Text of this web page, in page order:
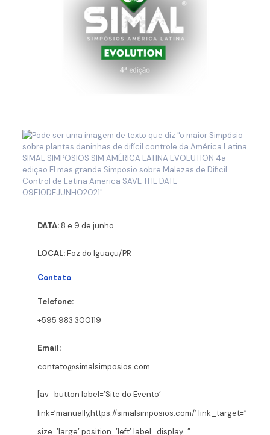
DATA:8 e 9 de junho
LOCAL:Foz do Iguaçu/PR
Contato
Telefone:
+595 983 300119
Email:
contato@simalsimposios.com
[av_button label=’Site do Evento’
link=’manually,https://simalsimposios.com/’ link_target=”
size=’large’ position=’left’ label_display=”